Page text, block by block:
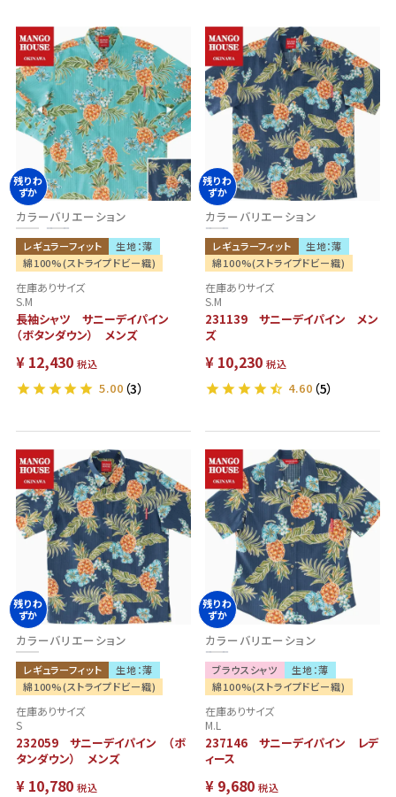
カラーバリエーション
レギュラーフィット
生地：薄
綿100%(ストライプドビー織)
残りわ
ずか
在庫ありサイズ
S.M
長袖シャツ サニーデイパイン
（ボタンダウン） メンズ
¥ 12,430 税込
5.00 （3）
カラーバリエーション
レギュラーフィット
生地：薄
綿100%(ストライプドビー織)
残りわ
ずか
在庫ありサイズ
S.M
231139 サニーデイパイン メン
ズ
¥ 10,230 税込
4.60 （5）
カラーバリエーション
レギュラーフィット
生地：薄
綿100%(ストライプドビー織)
残りわ
ずか
在庫ありサイズ
S
232059 サニーデイパイン （ボ
タンダウン） メンズ
¥ 10,780 税込
カラーバリエーション
ブラウスシャツ
生地：薄
綿100%(ストライプドビー織)
残りわ
ずか
在庫ありサイズ
M.L
237146 サニーデイパイン レデ
ィース
¥ 9,680 税込